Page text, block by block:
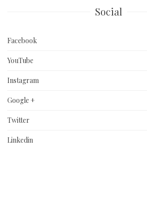
Social
Facebook
YouTube
Instagram
Google +
Twitter
Linkedin